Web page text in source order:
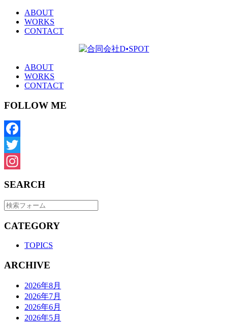
ABOUT
WORKS
CONTACT
ABOUT
WORKS
CONTACT
FOLLOW ME
Facebook
Twitter
SEARCH
CATEGORY
TOPICS
ARCHIVE
2026年8月
2026年7月
2026年6月
2026年5月